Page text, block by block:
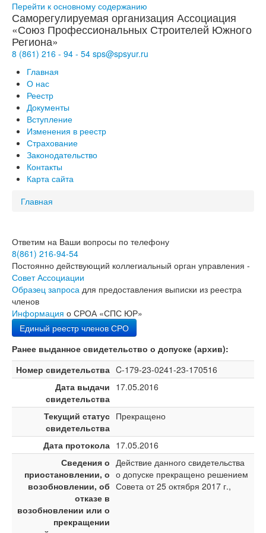
Перейти к основному содержанию
Саморегулируемая организация Ассоциация
«Союз Профессиональных Строителей Южного
Региона»
8 (861) 216 - 94 - 54 sps@spsyur.ru
Главная
О нас
Реестр
Документы
Вступление
Изменения в реестр
Страхование
Законодательство
Контакты
Карта сайта
Главная
Ответим на Ваши вопросы по телефону
8(861) 216-94-54
Постоянно действующий коллегиальный орган управления -
Совет Ассоциации
Образец запроса для предоставления выписки из реестра
членов
Информация о СРОА «СПС ЮР»
Единый реестр членов СРО
Ранее выданное свидетельство о допуске (архив):
Номер свидетельства C-179-23-0241-23-170516
Дата выдачи
свидетельства
17.05.2016
Текущий статус
свидетельства
Прекращено
Дата протокола 17.05.2016
Сведения о
приостановлении, о
возобновлении, об
отказе в
возобновлении или о
прекращении
Действие данного свидетельства
о допуске прекращено решением
Совета от 25 октября 2017 г.,